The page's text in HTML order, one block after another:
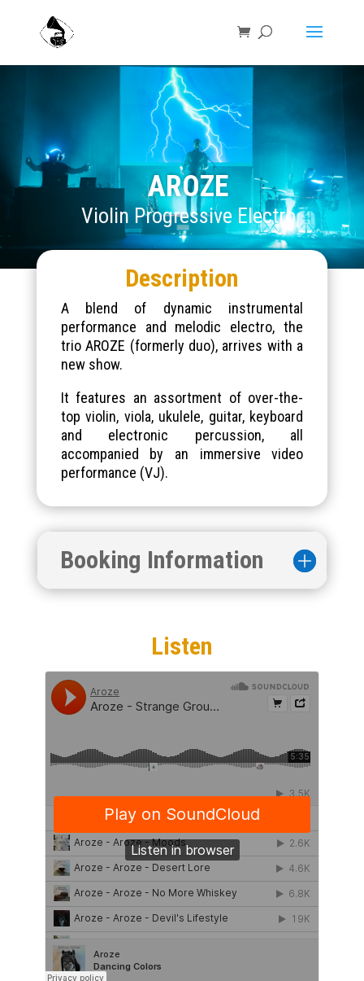
AROZE
Violin Progressive Electro
Description
A blend of dynamic instrumental
performance and melodic electro, the
trio AROZE (formerly duo), arrives with a
new show.
It features an assortment of over-the-
top violin, viola, ukulele, guitar, keyboard
and electronic percussion, all
accompanied by an immersive video
performance (VJ).
Booking Information
Listen